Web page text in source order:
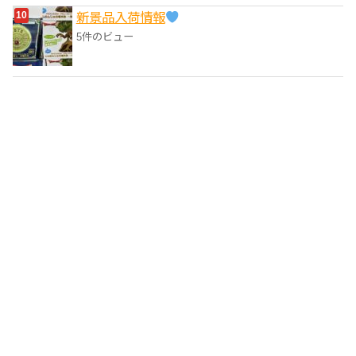
‎新景品入荷情報
5件のビュー